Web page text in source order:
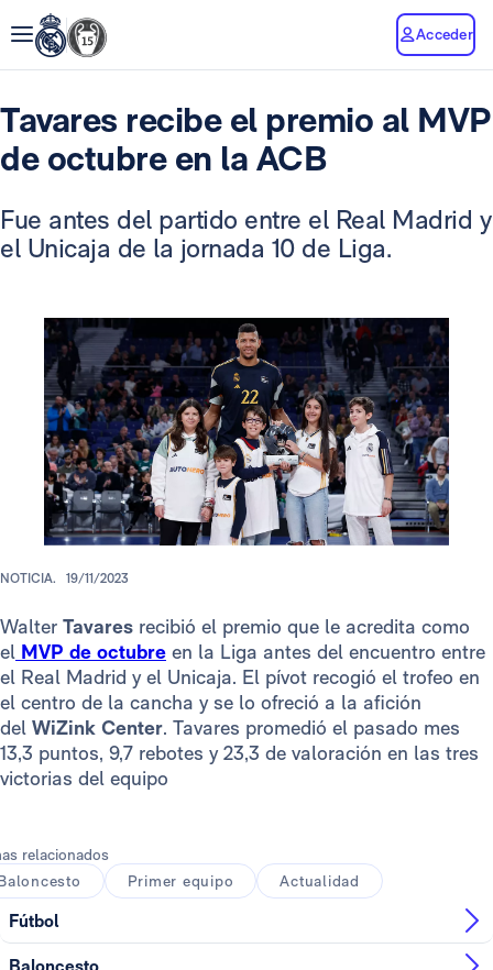
Acceder
Tavares recibe el premio al MVP
de octubre en la ACB
Fue antes del partido entre el Real Madrid y
el Unicaja de la jornada 10 de Liga.
NOTICIA. 19/11/2023
Walter Tavares recibió el premio que le acredita como
el MVP de octubre en la Liga antes del encuentro entre
el Real Madrid y el Unicaja. El pívot recogió el trofeo en
el centro de la cancha y se lo ofreció a la afición
del WiZink Center. Tavares promedió el pasado mes
13,3 puntos, 9,7 rebotes y 23,3 de valoración en las tres
victorias del equipo
relacionados
Primer equipo Actualidad
Fútbol
Baloncesto